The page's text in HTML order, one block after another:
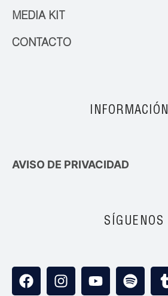
MEDIA KIT
CONTACTO
INFORMACIÓN
AVISO DE PRIVACIDAD
SÍGUENOS